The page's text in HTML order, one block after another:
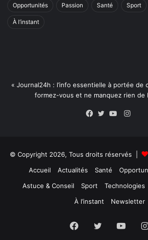
Opportunités Passion Santé Sport
À l’instant
« Journal24h : l’info essentielle à portée de
formez-vous et ne manquez rien de
© Copyright 2026, Tous droits réservés |
Accueil
Actualités Santé
Astuce & Conseil
Sport Technologies
À l’instant
Newsletter
Facebook
Twitter